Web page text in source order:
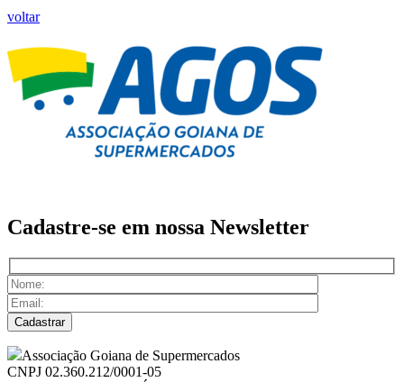
voltar
Cadastre-se em nossa Newsletter
Associação Goiana de Supermercados
CNPJ 02.360.212/0001-05